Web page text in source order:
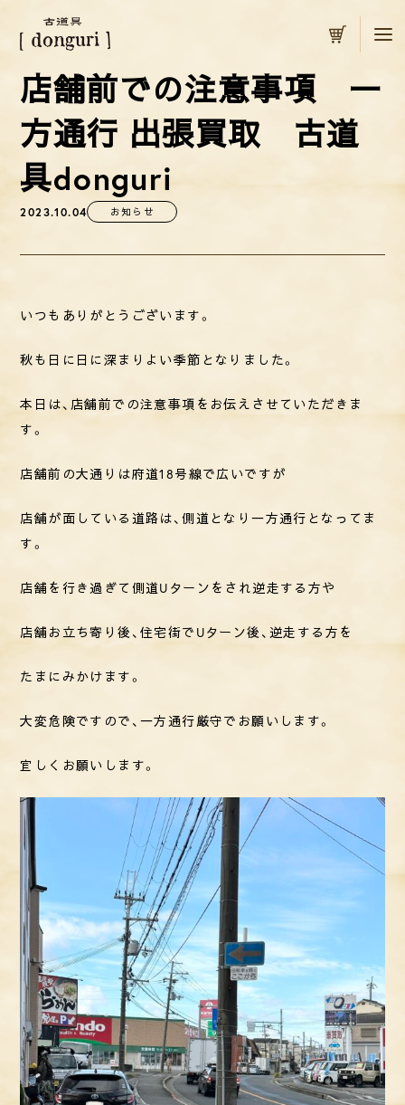
カー
店舗前での注意事項 一
方通行 出張買取 古道
具donguri
2023.10.04 お知らせ
いつもありがとうございます。
秋も日に日に深まりよい季節となりました。
本日は、店舗前での注意事項をお伝えさせていただきま
す。
店舗前の大通りは府道18号線で広いですが
店舗が面している道路は、側道となり一方通行となってま
す。
店舗を行き過ぎて側道Uターンをされ逆走する方や
店舗お立ち寄り後、住宅街でUターン後、逆走する方を
たまにみかけます。
大変危険ですので、一方通行厳守でお願いします。
宜しくお願いします。